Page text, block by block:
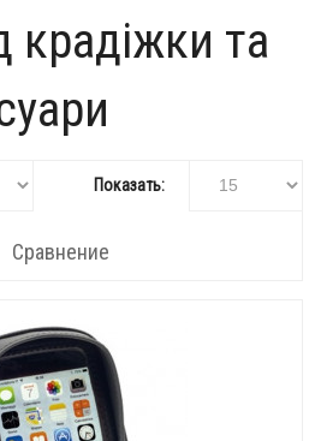
крадіжки та
Показать:
Сравнение